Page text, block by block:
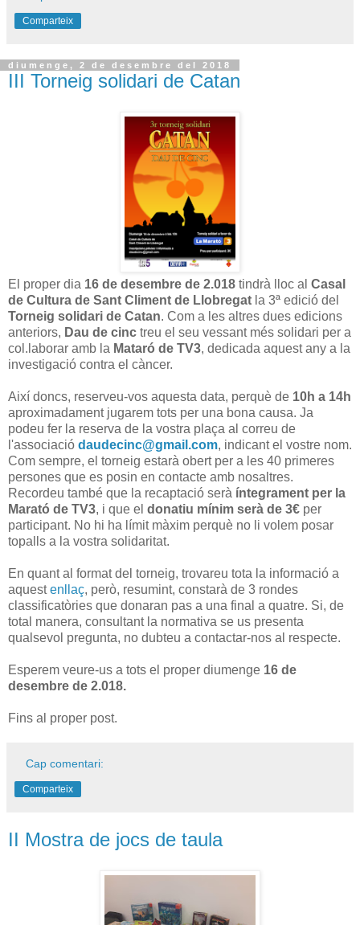
Comparteix
diumenge, 2 de desembre del 2018
III Torneig solidari de Catan
El proper dia 16 de desembre de 2.018 tindrà lloc al Casal
de Cultura de Sant Climent de Llobregat la 3ª edició del
Torneig solidari de Catan. Com a les altres dues edicions
anteriors, Dau de cinc treu el seu vessant més solidari per a
col.laborar amb la Mataró de TV3, dedicada aquest any a la
investigació contra el càncer.
Així doncs, reserveu-vos aquesta data, perquè de 10h a 14h
aproximadament jugarem tots per una bona causa. Ja
podeu fer la reserva de la vostra plaça al correu de
l'associació daudecinc@gmail.com, indicant el vostre nom.
Com sempre, el torneig estarà obert per a les 40 primeres
persones que es posin en contacte amb nosaltres.
Recordeu també que la recaptació serà íntegrament per la
Marató de TV3, i que el donatiu mínim serà de 3€ per
participant. No hi ha límit màxim perquè no li volem posar
topalls a la vostra solidaritat.
En quant al format del torneig, trovareu tota la informació a
aquestenllaç, però, resumint, constarà de 3 rondes
classificatòries que donaran pas a una final a quatre. Si, de
total manera, consultant la normativa se us presenta
qualsevol pregunta, no dubteu a contactar-nos al respecte.
Esperem veure-us a tots el proper diumenge 16 de
desembre de 2.018.
Fins al proper post.
Cap comentari:
Comparteix
II Mostra de jocs de taula